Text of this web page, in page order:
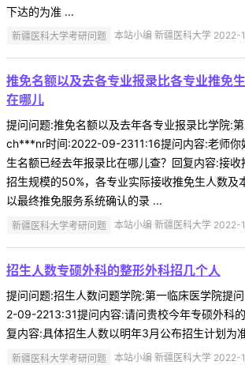
下达的为准 ...
新疆医科大学考研问题 本站小编 新疆医科大学 2022-
推免名额以及去各专业报录比各专业推免
在哪儿
提问问题:推免名额以及去年各专业报录比学院:
ch***nr时间:2022-09-2311:16提问内容:老师你
生名额已经去年报录比在哪儿查？回复内容:接
招生规模的50%，各专业实际接收推免生人数及
以最终推免服务系统确认的录 ...
新疆医科大学考研问题 本站小编 新疆医科大学 2022-
招生人数专硕外科的整形外科招几个人
提问问题:招生人数问题学院:第一临床医学院提
2-09-2213:31提问内容:请问贵校今年专硕外科
复内容:具体招生人数以明年3月公布招生计划为
新疆医科大学考研问题 本站小编 新疆医科大学 2022-